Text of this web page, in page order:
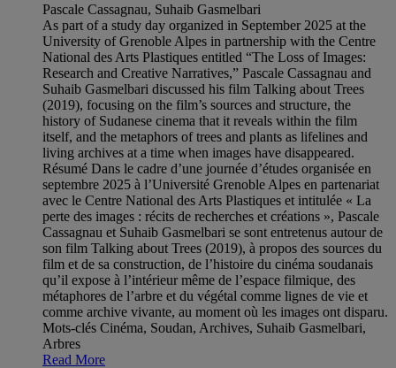
Pascale Cassagnau, Suhaib Gasmelbari
As part of a study day organized in September 2025 at the
University of Grenoble Alpes in partnership with the Centre
National des Arts Plastiques entitled “The Loss of Images:
Research and Creative Narratives,” Pascale Cassagnau and
Suhaib Gasmelbari discussed his film Talking about Trees
(2019), focusing on the film’s sources and structure, the
history of Sudanese cinema that it reveals within the film
itself, and the metaphors of trees and plants as lifelines and
living archives at a time when images have disappeared.
Résumé Dans le cadre d’une journée d’études organisée en
septembre 2025 à l’Université Grenoble Alpes en partenariat
avec le Centre National des Arts Plastiques et intitulée « La
perte des images : récits de recherches et créations », Pascale
Cassagnau et Suhaib Gasmelbari se sont entretenus autour de
son film Talking about Trees (2019), à propos des sources du
film et de sa construction, de l’histoire du cinéma soudanais
qu’il expose à l’intérieur même de l’espace filmique, des
métaphores de l’arbre et du végétal comme lignes de vie et
comme archive vivante, au moment où les images ont disparu.
Mots-clés Cinéma, Soudan, Archives, Suhaib Gasmelbari,
Arbres
Read More